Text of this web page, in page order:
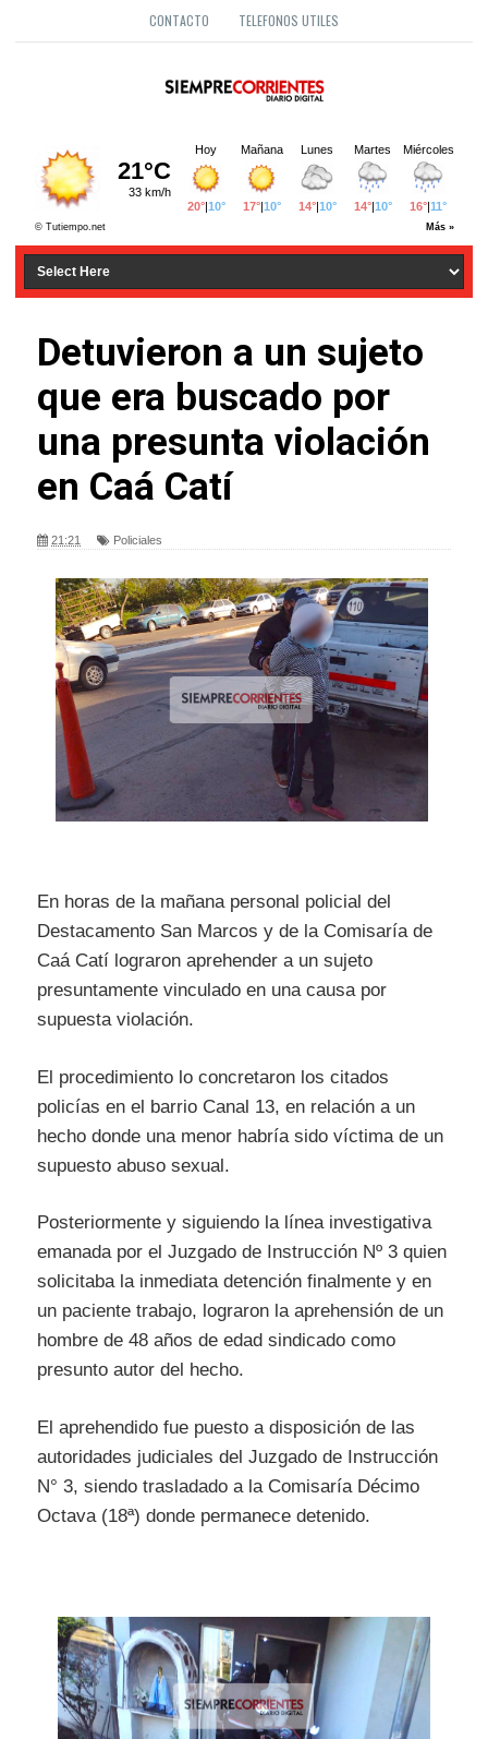
CONTACTO TELEFONOS UTILES
Detuvieron a un sujeto
que era buscado por
una presunta violación
en Caá Catí
21:21 Policiales
En horas de la mañana personal policial del
Destacamento San Marcos y de la Comisaría de
Caá Catí lograron aprehender a un sujeto
presuntamente vinculado en una causa por
supuesta violación.
El procedimiento lo concretaron los citados
policías en el barrio Canal 13, en relación a un
hecho donde una menor habría sido víctima de un
supuesto abuso sexual.
Posteriormente y siguiendo la línea investigativa
emanada por el Juzgado de Instrucción Nº 3 quien
solicitaba la inmediata detención finalmente y en
un paciente trabajo, lograron la aprehensión de un
hombre de 48 años de edad sindicado como
presunto autor del hecho.
El aprehendido fue puesto a disposición de las
autoridades judiciales del Juzgado de Instrucción
N° 3, siendo trasladado a la Comisaría Décimo
Octava (18ª) donde permanece detenido.